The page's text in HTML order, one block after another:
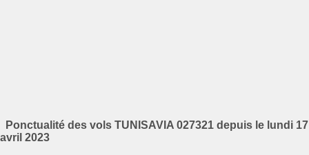
Ponctualité des vols TUNISAVIA 027321 depuis le lundi 17
avril 2023